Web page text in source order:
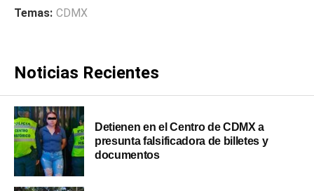
Temas: CDMX
Noticias Recientes
Detienen en el Centro de CDMX a
presunta falsificadora de billetes y
documentos